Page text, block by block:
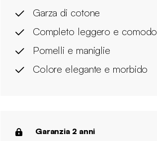
Garza di cotone
Completo leggero e comodo
Pomelli e maniglie
Colore elegante e morbido
Garanzia 2 anni